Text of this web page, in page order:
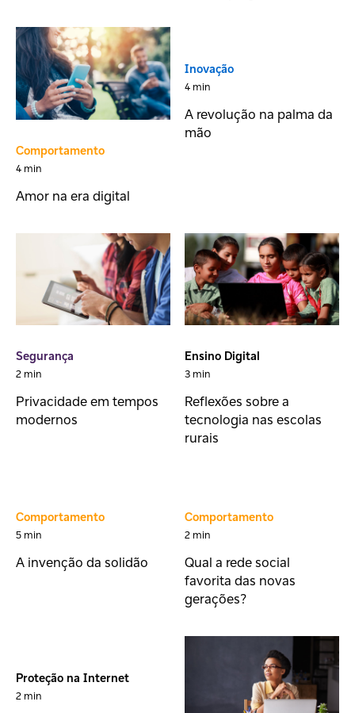
Comportamento
4 min
Amor na era digital
Inovação
4 min
A revolução na palma da
mão
Segurança
2 min
Privacidade em tempos
modernos
Ensino Digital
3 min
Reflexões sobre a
tecnologia nas escolas
rurais
Comportamento
5 min
A invenção da solidão
Comportamento
2 min
Qual a rede social
favorita das novas
gerações?
Proteção na Internet
2 min